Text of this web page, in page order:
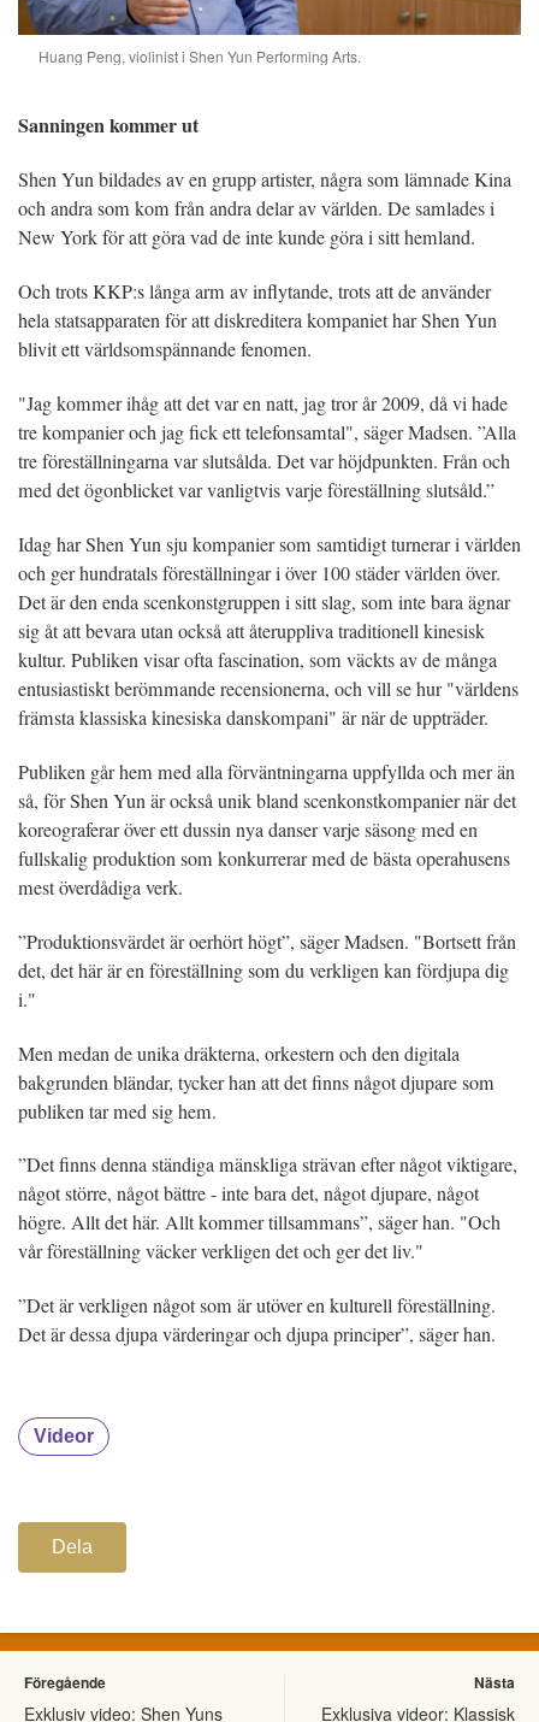
Huang Peng, violinist i Shen Yun Performing Arts.
Sanningen kommer ut
Shen Yun bildades av en grupp artister, några som lämnade Kina
och andra som kom från andra delar av världen. De samlades i
New York för att göra vad de inte kunde göra i sitt hemland.
Och trots KKP:s långa arm av inflytande, trots att de använder
hela statsapparaten för att diskreditera kompaniet har Shen Yun
blivit ett världsomspännande fenomen.
"Jag kommer ihåg att det var en natt, jag tror år 2009, då vi hade
tre kompanier och jag fick ett telefonsamtal", säger Madsen. ”Alla
tre föreställningarna var slutsålda. Det var höjdpunkten. Från och
med det ögonblicket var vanligtvis varje föreställning slutsåld.”
Idag har Shen Yun sju kompanier som samtidigt turnerar i världen
och ger hundratals föreställningar i över 100 städer världen över.
Det är den enda scenkonstgruppen i sitt slag, som inte bara ägnar
sig åt att bevara utan också att återuppliva traditionell kinesisk
kultur. Publiken visar ofta fascination, som väckts av de många
entusiastiskt berömmande recensionerna, och vill se hur "världens
främsta klassiska kinesiska danskompani" är när de uppträder.
Publiken går hem med alla förväntningarna uppfyllda och mer än
så, för Shen Yun är också unik bland scenkonstkompanier när det
koreograferar över ett dussin nya danser varje säsong med en
fullskalig produktion som konkurrerar med de bästa operahusens
mest överdådiga verk.
”Produktionsvärdet är oerhört högt”, säger Madsen. "Bortsett från
det, det här är en föreställning som du verkligen kan fördjupa dig
i."
Men medan de unika dräkterna, orkestern och den digitala
bakgrunden bländar, tycker han att det finns något djupare som
publiken tar med sig hem.
”Det finns denna ständiga mänskliga strävan efter något viktigare,
något större, något bättre - inte bara det, något djupare, något
högre. Allt det här. Allt kommer tillsammans”, säger han. "Och
vår föreställning väcker verkligen det och ger det liv."
”Det är verkligen något som är utöver en kulturell föreställning.
Det är dessa djupa värderingar och djupa principer”, säger han.
Videor
Dela
Föregående
Exklusiv video: Shen Yuns
Nästa
Exklusiva videor: Klassisk